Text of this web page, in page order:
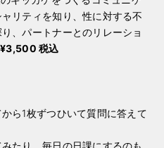
リティを知り、性に対する不
、パートナーとのリレーショ
¥3,500 税込
ら1枚ずつひいて質問に答えて